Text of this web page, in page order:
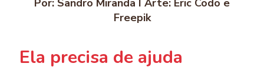
Freepik
Ela precisa de ajuda